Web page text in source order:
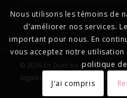
© 2026 En Duel ou en Duo inc.
légales, politique de
Nous utilisons les témoins de
d’améliorer nos services.
important pour nous. En
vous acceptez notre
politique
J'ai compris